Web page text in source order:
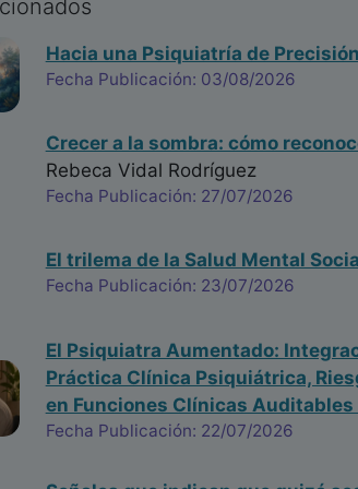
Hacia una Psiquiatría de
Fecha Publicación: 03/08/2026
Crecer a la sombra: cómo
Rebeca Vidal Rodríguez
Fecha Publicación: 27/07/2026
El trilema de la Salud Mental
Fecha Publicación: 23/07/2026
El Psiquiatra Aumentado:
Práctica Clínica Psiquiátrica,
en Funciones Clínicas Auditables
Fecha Publicación: 22/07/2026